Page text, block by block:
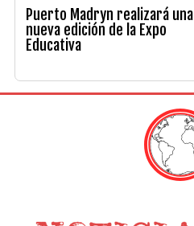
Puerto Madryn realizará una
nueva edición de la Expo
Educativa